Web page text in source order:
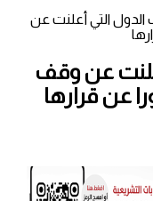
الدول التي أعلنت عن
عن وقف
عن قرارها